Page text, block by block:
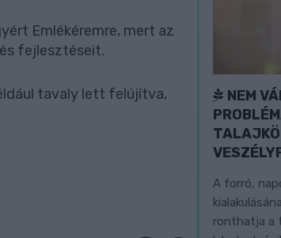
Emlékéremre, mert az
fejlesztéseit.
tavaly lett felújítva,
NEM
A forró,
ronthatja a